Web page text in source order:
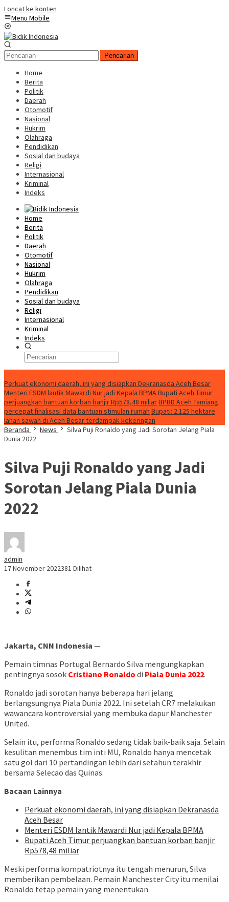
Loncat ke konten
Menu Mobile
Pencarian
Home
Berita
Politik
Daerah
Otomotif
Nasional
Hukrim
Olahraga
Pendidikan
Sosial dan budaya
Religi
Internasional
Kriminal
Indeks
Home
Berita
Politik
Daerah
Otomotif
Nasional
Hukrim
Olahraga
Pendidikan
Sosial dan budaya
Religi
Internasional
Kriminal
Indeks
Perkuat ekonomi daerah, ini yang disiapkan Dekranasda Aceh Besar
Menteri ESDM lantik Mawardi Nur jadi Kepala BPMABupati Aceh Timur
perjuangkan bantuan korban banjir Rp578,48 miliarBPBD Aceh Tamiang
percepat finalisasi data bantuan stimulan rumah Bupati: 2.125 hektare
lahan sawah di Aceh Besar terdampak kekeringan
Beranda
News
Silva Puji Ronaldo yang Jadi Sorotan Jelang Piala
Dunia 2022
Silva Puji Ronaldo yang Jadi
Sorotan Jelang Piala Dunia
2022
admin
17 November 2022381 Dilihat
Jakarta, CNN Indonesia —
Pemain timnas Portugal Bernardo Silva mengungkapkan
pentingnya sosok Cristiano Ronaldo di Piala Dunia 2022.
Ronaldo jadi sorotan hanya beberapa hari jelang
berlangsungnya Piala Dunia 2022. Ini setelah CR7 melakukan
wawancara kontroversial yang membuka dapur Manchester
United.
Selain itu, performa Ronaldo sedang tidak baik-baik saja. Selain
kesulitan menembus tim inti MU, Ronaldo hanya mencetak
satu gol dari 10 pertandingan lebih dari setahun terakhir
bersama Selecao das Quinas.
Bacaan Lainnya
Perkuat ekonomi daerah, ini yang disiapkan Dekranasda
Aceh Besar
Menteri ESDM lantik Mawardi Nur jadi Kepala BPMA
Bupati Aceh Timur perjuangkan bantuan korban banjir
Rp578,48 miliar
Meski performa kompatriotnya itu tengah menurun, Silva
memberikan pembelaan. Pemain Manchester City itu menilai
Ronaldo tetap pemain yang menentukan.